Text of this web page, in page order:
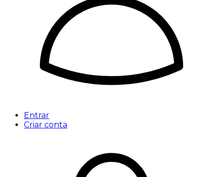
Entrar
Criar conta